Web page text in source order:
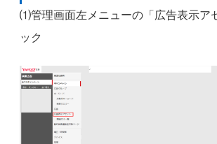
⑴管理画面左メニューの「広告表示ア
ック